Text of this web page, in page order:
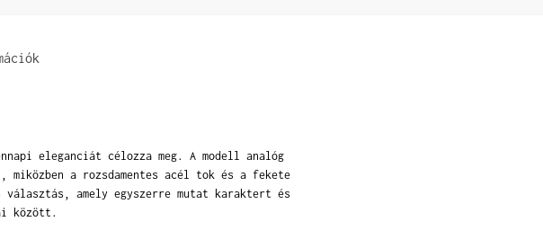
eleganciát célozza meg. A modell analóg
miközben a rozsdamentes acél tok és a fekete
választás, amely egyszerre mutat karaktert és
között.